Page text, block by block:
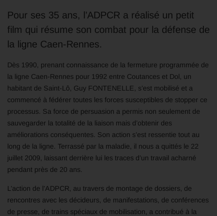
Pour ses 35 ans, l’ADPCR a réalisé un petit
film qui résume son combat pour la défense de
la ligne Caen-Rennes.
Dès 1990, prenant connaissance de la fermeture programmée de
la ligne Caen-Rennes pour 1992 entre Coutances et Dol, un
habitant de Saint-Lô, Guy FONTENELLE, s’est mobilisé et a
commencé à fédérer toutes les forces susceptibles de stopper ce
processus. Sa force de persuasion a permis non seulement de
sauvegarder la totalité de la liaison mais d’obtenir des
améliorations conséquentes. Son action s’est ressentie tout au
long de la ligne. Terrassé par la maladie, il nous a quittés le 22
juillet 2009, laissant derrière lui les traces d’un travail acharné
pendant près de 20 ans.
L’action de l’ADPCR, au travers de montage de dossiers, de
rencontres avec les décideurs, de manifestations, de conférences
de presse, de trains spéciaux de mobilisation, a contribué à la